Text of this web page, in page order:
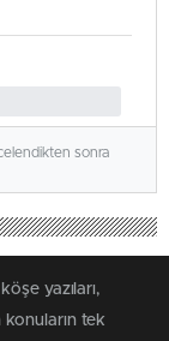
sonra
yazıları,
tek